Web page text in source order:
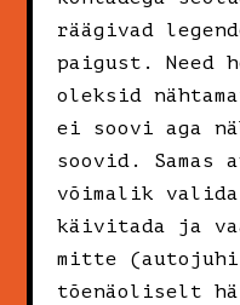
räägivad
paigust. Need
oleksid
ei soovi aga
soovid. Samas
võimalik
käivitada ja
mitte
tõenäoliselt